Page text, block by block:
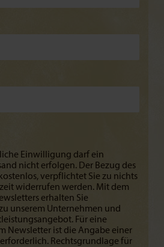
Einwilligung darf ein
nicht erfolgen. Der Bezug des
verpflichtet Sie zu nichts
widerrufen werden. Mit dem
erhalten Sie
unserem Unternehmen und
Für eine
Newsletter ist die Angabe einer
erforderlich. Rechtsgrundlage für